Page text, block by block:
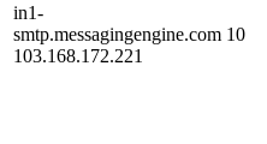
in1-
smtp.messagingengine.com
103.168.172.221
10